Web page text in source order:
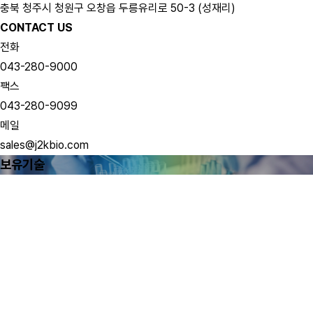
충북 청주시 청원구 오창읍 두릉유리로 50-3 (성재리)
CONTACT US
전화
043-280-9000
팩스
043-280-9099
메일
sales@j2kbio.com
보유기술